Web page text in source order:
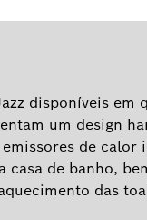
disponíveis em
um design
de calor
casa de banho,
das